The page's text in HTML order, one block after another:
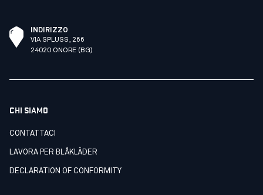
INDIRIZZO
VIA SPLUSS, 266
24020 ONORE (BG)
CHI SIAMO
CONTATTACI
LAVORA PER BLÅKLÄDER
DECLARATION OF CONFORMITY